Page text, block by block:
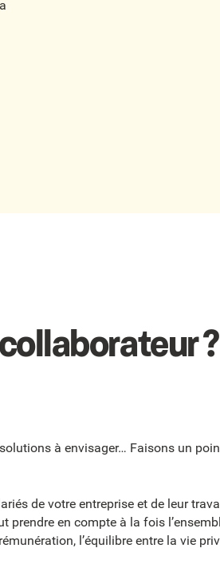
?
à envisager… Faisons un
de votre entreprise et de leur
prendre en compte à la fois
l’équilibre entre la vie